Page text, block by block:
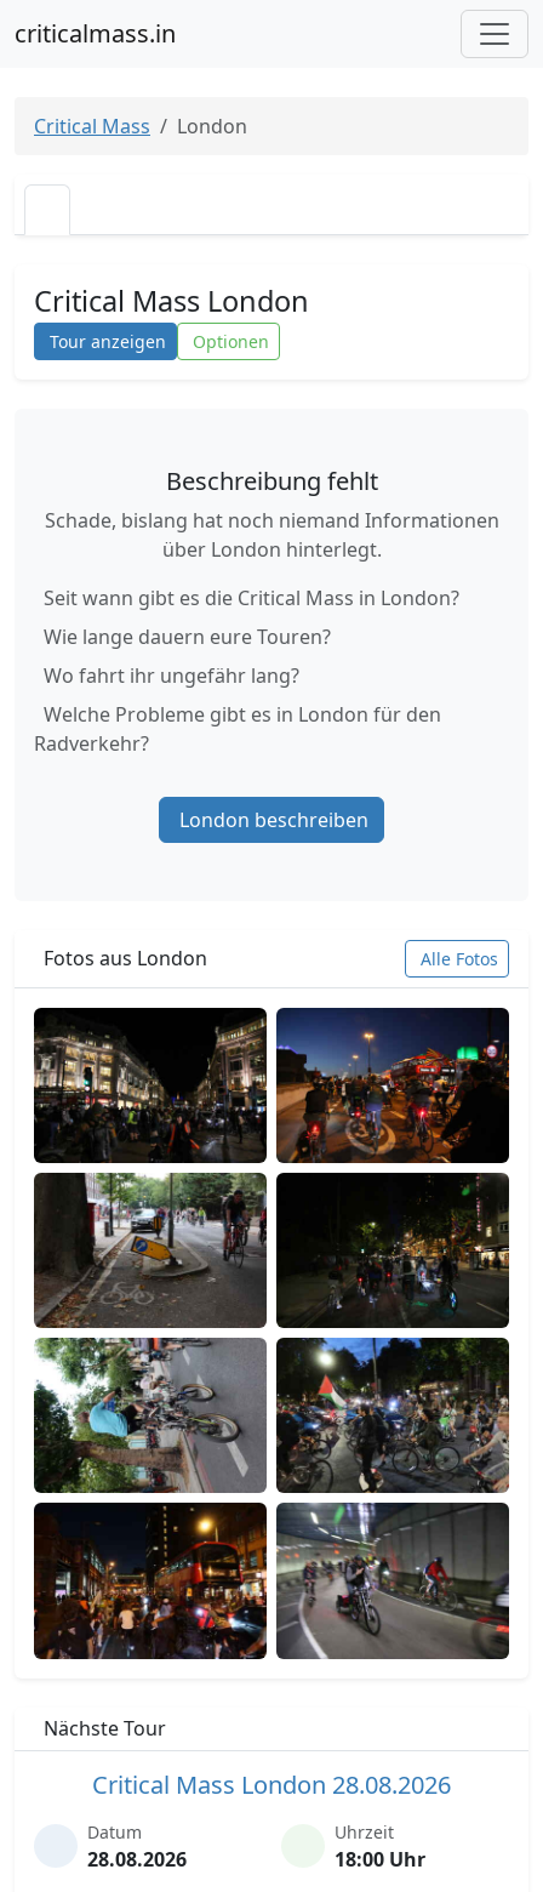
criticalmass.in
Critical Mass London
Critical Mass London
Tour anzeigen Optionen
Beschreibung fehlt
Schade, bislang hat noch niemand Informationen
über London hinterlegt.
Seit wann gibt es die Critical Mass in London?
Wie lange dauern eure Touren?
Wo fahrt ihr ungefähr lang?
Welche Probleme gibt es in London für den
Radverkehr?
London beschreiben
Fotos aus London Alle Fotos
Nächste Tour
Critical Mass London 28.08.2026
Datum
28.08.2026
Uhrzeit
18:00 Uhr